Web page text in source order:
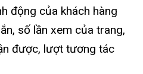
động của khách hàng
số lần xem của trang,
được, lượt tương tác